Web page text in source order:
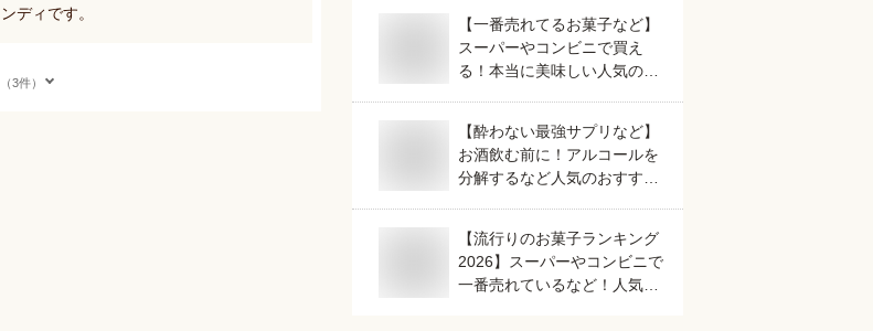
ディです。
3件）
【一番売れてるお菓子など】
スーパーやコンビニで買え
る！本当に美味しい人気のお
【酔わない最強サプリなど】
お酒飲む前に！アルコールを
分解するなど人気のおすすめ
【流行りのお菓子ランキング
2026】スーパーやコンビニで
一番売れているなど！人気の